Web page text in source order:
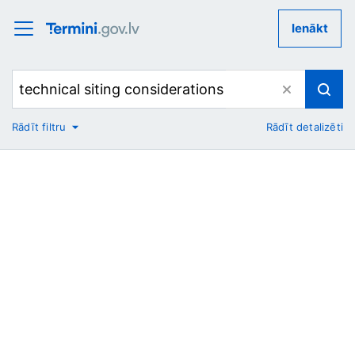
Ienākt
No
Rādīt filtru Rādīt detalizēti